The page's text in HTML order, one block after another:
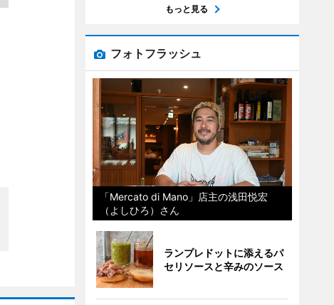
もっと見る
フォトフラッシュ
「Mercato di Mano」店主の浅田悦宏
（よしひろ）さん
ランプレドットに添えるパ
セリソースと辛みのソース